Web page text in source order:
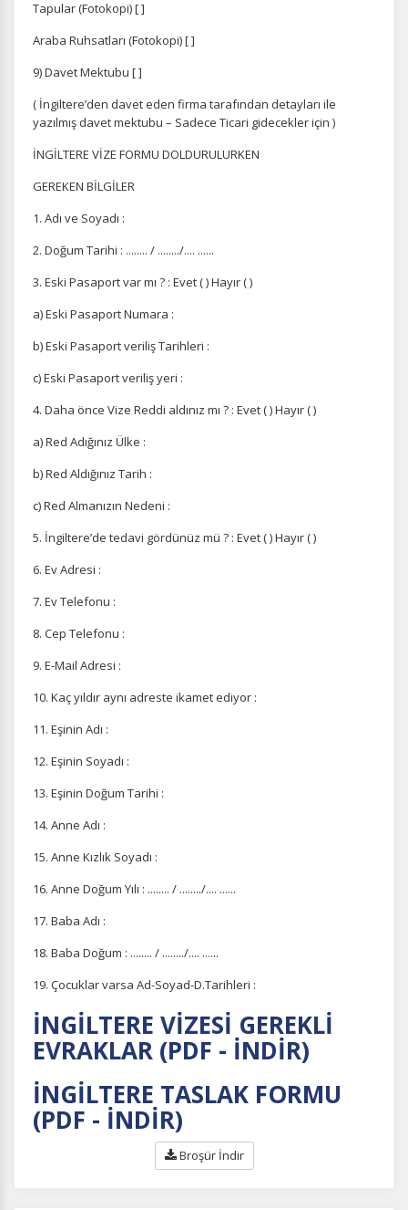
Çerez tercihlerinizi
gizlilik koşullarınıinceleyebilirsiniz.
Oturum yönetimi, güvenlik ve temel site işlevleri için
gereklidir. Bu çerezler olmadan site düzgün çalışmaz ve
devre dışı bırakılamaz.
Ziyaretçilerin siteyi nasıl kullandığını anonim olarak
ölçeriz. Hangi sayfaların popüler olduğunu ve
kullanıcıların nerede zorluk yaşadığını anlamamıza
yardımcı olur.
Pazarlama Çerezleri
Size ve ilgi alanlarınıza uygun reklamlar göstermek için
edersiniz, ancak daha az alakalı olabilirler.
Tercihleri Kaydet
Tapular (Fotokopi) [ ]
Araba Ruhsatları (Fotokopi) [ ]
9) Davet Mektubu [ ]
( İngiltere’den davet eden firma tarafından detayları ile
yazılmış davet mektubu – Sadece Ticari gidecekler için )
İNGİLTERE VİZE FORMU DOLDURULURKEN
GEREKEN BİLGİLER
1. Adı ve Soyadı :
2. Doğum Tarihi : ........ / ......../.... ......
3. Eski Pasaport var mı ? : Evet ( ) Hayır ( )
a) Eski Pasaport Numara :
b) Eski Pasaport veriliş Tarihleri :
c) Eski Pasaport veriliş yeri :
4. Daha önce Vize Reddi aldınız mı ? : Evet ( ) Hayır ( )
a) Red Adığınız Ülke :
b) Red Aldığınız Tarih :
c) Red Almanızın Nedeni :
5. İngiltere’de tedavi gördünüz mü ? : Evet ( ) Hayır ( )
6. Ev Adresi :
7. Ev Telefonu :
8. Cep Telefonu :
9. E-Mail Adresi :
10. Kaç yıldır aynı adreste ikamet ediyor :
11. Eşinin Adı :
12. Eşinin Soyadı :
13. Eşinin Doğum Tarihi :
14. Anne Adı :
15. Anne Kızlık Soyadı :
16. Anne Doğum Yılı : ........ / ......../.... ......
17. Baba Adı :
18. Baba Doğum : ........ / ......../.... ......
19. Çocuklar varsa Ad-Soyad-D.Tarihleri :
İNGİLTERE VİZESİ GEREKLİ
EVRAKLAR (PDF - İNDİR)
İNGİLTERE TASLAK FORMU
(PDF - İNDİR)
Broşür İndir